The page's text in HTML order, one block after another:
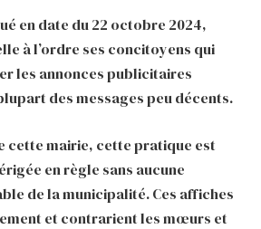
en date du 22 octobre 2024,
à l’ordre ses concitoyens qui
les annonces publicitaires
des messages peu décents.
cette mairie, cette pratique est
en règle sans aucune
de la municipalité. Ces affiches
et contrarient les mœurs et